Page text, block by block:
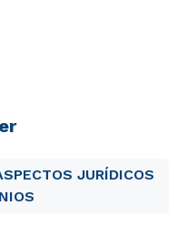
JURÍDICOS